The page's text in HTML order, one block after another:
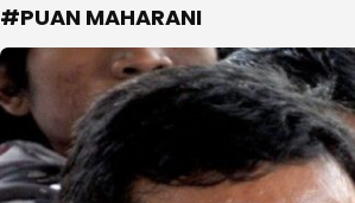
#PUAN MAHARANI